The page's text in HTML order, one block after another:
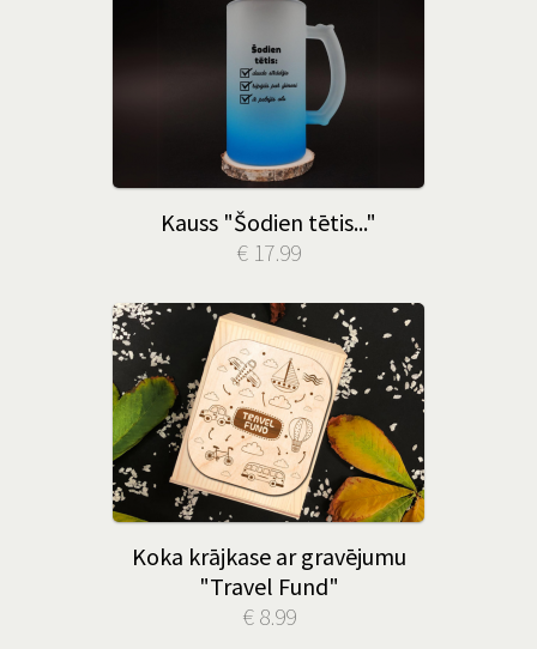
Kauss "Šodien tētis..."
€ 17.99
Koka krājkase ar gravējumu
"Travel Fund"
€ 8.99